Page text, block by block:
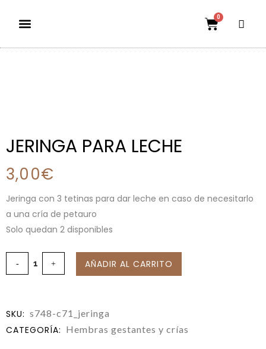
0
JERINGA PARA LECHE
3,00€
Jeringa con 3 tetinas para dar leche en caso de necesitarlo
a una cría de petauro
Solo quedan 2 disponibles
AÑADIR AL CARRITO
SKU: s748-c71_jeringa
CATEGORÍA: Hembras gestantes y crías